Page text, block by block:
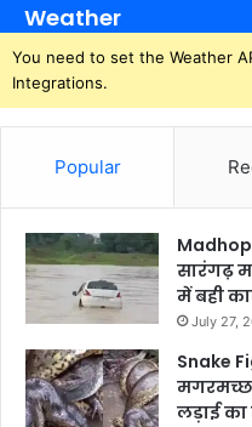
Weather
You need to set the Weather
Integrations.
Popular
सारंगढ़
में बही
July 27,
Snake
मगरमच्छ
लड़ाई